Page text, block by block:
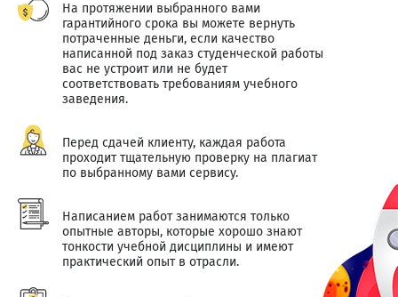
На протяжении выбранного вами
гарантийного срока вы можете вернуть
потраченные деньги, если качество
написанной под заказ студенческой работы
вас не устроит или не будет
соответствовать требованиям учебного
заведения.
Перед сдачей клиенту, каждая работа
проходит тщательную проверку на плагиат
по выбранному вами сервису.
Написанием работ занимаются только
опытные авторы, которые хорошо знают
тонкости учебной дисциплины и имеют
практический опыт в отрасли.